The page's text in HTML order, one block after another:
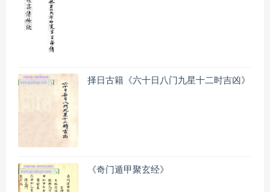
择日古籍《六十日八门九星十二时吉凶》
《奇门遁甲聚玄经》